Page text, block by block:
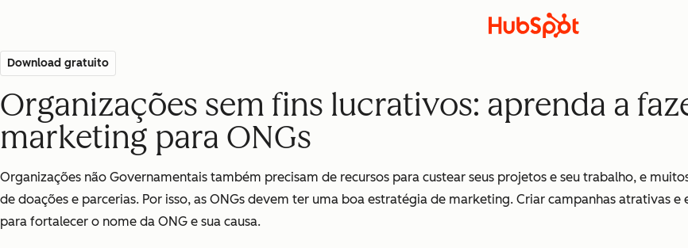
Download gratuito
Organizações sem fins lucrativos: aprenda a
marketing para ONGs
Organizações não Governamentais também precisam de recursos para custear seus projetos e seu trabalho, e
de doações e parcerias. Por isso, as ONGs devem ter uma boa estratégia de marketing. Criar campanhas atrativas
para fortalecer o nome da ONG e sua causa.